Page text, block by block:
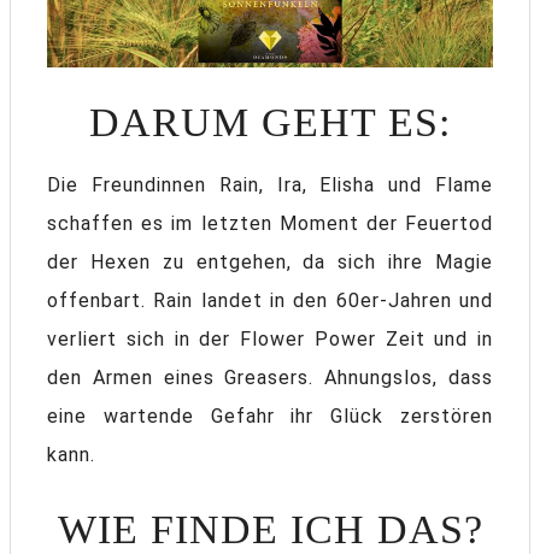
DARUM GEHT ES:
Die Freundinnen Rain, Ira, Elisha und Flame
schaffen es im letzten Moment der Feuertod
der Hexen zu entgehen, da sich ihre Magie
offenbart. Rain landet in den 60er-Jahren und
verliert sich in der Flower Power Zeit und in
den Armen eines Greasers. Ahnungslos, dass
eine wartende Gefahr ihr Glück zerstören
kann.
WIE FINDE ICH DAS?